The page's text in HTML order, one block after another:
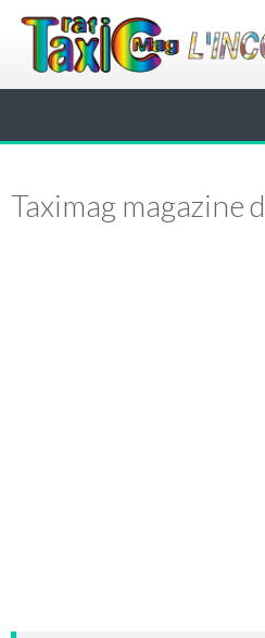
Taximag magazine